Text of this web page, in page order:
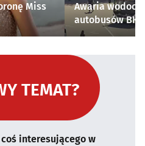
Miss
Awaria
autobusów
TEMAT?
coś interesującego w